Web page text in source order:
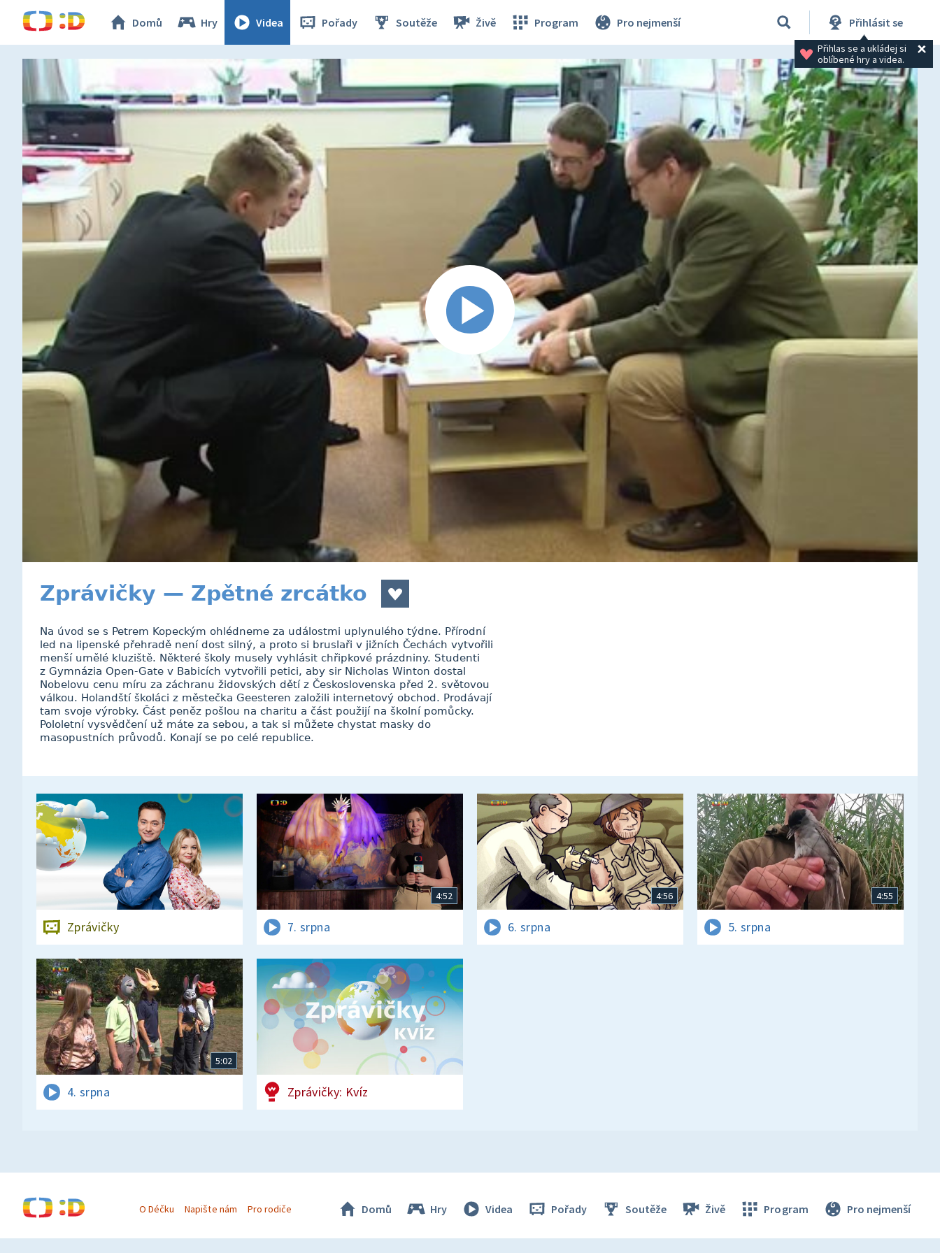
Domů Hry Videa Pořady Soutěže Živě Program Pro nejmenší Přihlásit se
Přihlas se a ukládej si
oblíbené hry a videa.
Zprávičky — Zpětné zrcátko
Na úvod se s Petrem Kopeckým ohlédneme za událostmi uplynulého týdne. Přírodní
led na lipenské přehradě není dost silný, a proto si bruslaři v jižních Čechách vytvořili
menší umělé kluziště. Některé školy musely vyhlásit chřipkové prázdniny. Studenti
z Gymnázia Open-Gate v Babicích vytvořili petici, aby sir Nicholas Winton dostal
Nobelovu cenu míru za záchranu židovských dětí z Československa před 2. světovou
válkou. Holandští školáci z městečka Geesteren založili internetový obchod. Prodávají
tam svoje výrobky. Část peněz pošlou na charitu a část použijí na školní pomůcky.
Pololetní vysvědčení už máte za sebou, a tak si můžete chystat masky do
masopustních průvodů. Konají se po celé republice.
Zprávičky
4:52
7. srpna
4:56
6. srpna
4:55
5. srpna
5:02
4. srpna Zprávičky: Kvíz
O Déčku Napište nám Pro rodiče Domů Hry Videa Pořady Soutěže Živě Program Pro nejmenší